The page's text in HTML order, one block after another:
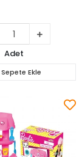
Adet
Sepete Ekle